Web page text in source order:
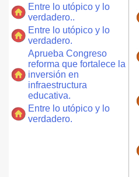
Entre lo utópico y lo
verdadero..
Entre lo utópico y lo
verdadero.
Aprueba Congreso
reforma que fortalece la
inversión en
infraestructura
educativa.
Entre lo utópico y lo
verdadero.